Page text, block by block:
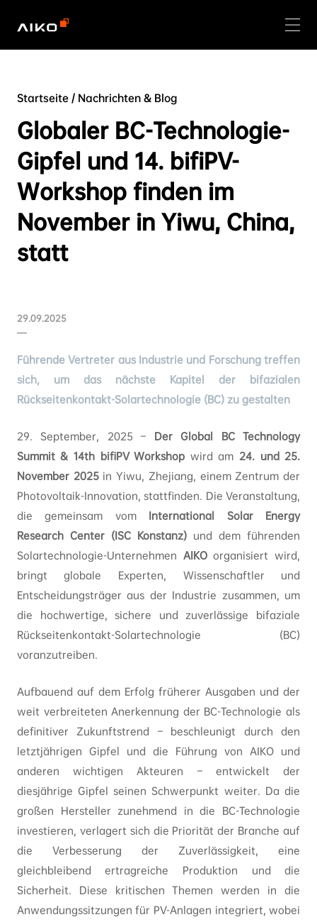
Startseite/ Nachrichten & Blog
Globaler BC-Technologie-
Gipfel und 14. bifiPV-
Workshop finden im
November in Yiwu, China,
statt
29.09.2025
Führende Vertreter aus Industrie und Forschung treffen
sich, um das nächste Kapitel der bifazialen
Rückseitenkontakt-Solartechnologie (BC) zu gestalten
29. September, 2025 – Der Global BC Technology
Summit & 14th bifiPV Workshop wird am 24. und 25.
November 2025in Yiwu, Zhejiang, einem Zentrum der
Photovoltaik-Innovation, stattfinden. Die Veranstaltung,
die gemeinsam vom International Solar Energy
Research Center (ISC Konstanz) und dem führenden
Solartechnologie-Unternehmen AIKOorganisiert wird,
bringt globale Experten, Wissenschaftler und
Entscheidungsträger aus der Industrie zusammen, um
die hochwertige, sichere und zuverlässige bifaziale
Rückseitenkontakt-Solartechnologie (BC)
voranzutreiben.
Aufbauend auf dem Erfolg früherer Ausgaben und der
weit verbreiteten Anerkennung der BC-Technologie als
definitiver Zukunftstrend – beschleunigt durch den
letztjährigen Gipfel und die Führung von AIKO und
anderen wichtigen Akteuren – entwickelt der
diesjährige Gipfel seinen Schwerpunkt weiter. Da die
großen Hersteller zunehmend in die BC-Technologie
investieren, verlagert sich die Priorität der Branche auf
die Verbesserung der Zuverlässigkeit, eine
gleichbleibend ertragreiche Produktion und die
Sicherheit. Diese kritischen Themen werden in die
Anwendungssitzungen für PV-Anlagen integriert, wobei